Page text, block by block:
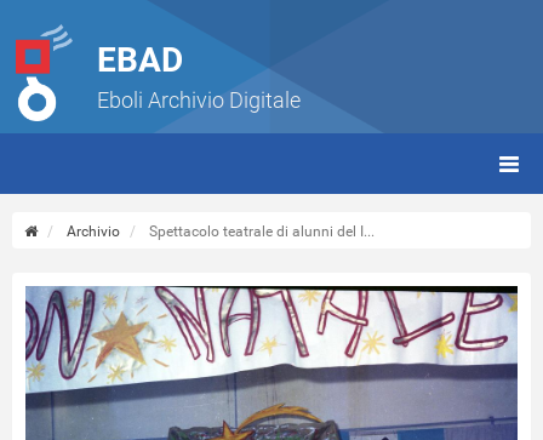
EBAD
Eboli Archivio Digitale
Archivio Spettacolo teatrale di alunni del I...